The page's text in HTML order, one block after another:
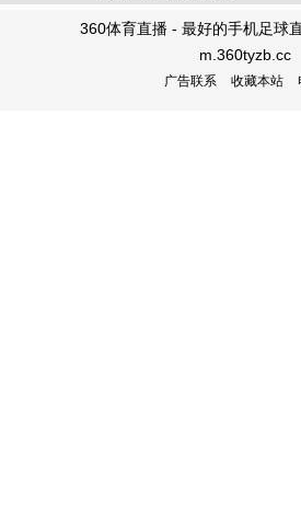
360体育直播 - 最好的手机足球
m.360tyzb.cc
广告联系 收藏本站